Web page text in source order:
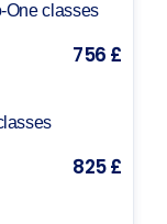
One classes
756 £
825 £